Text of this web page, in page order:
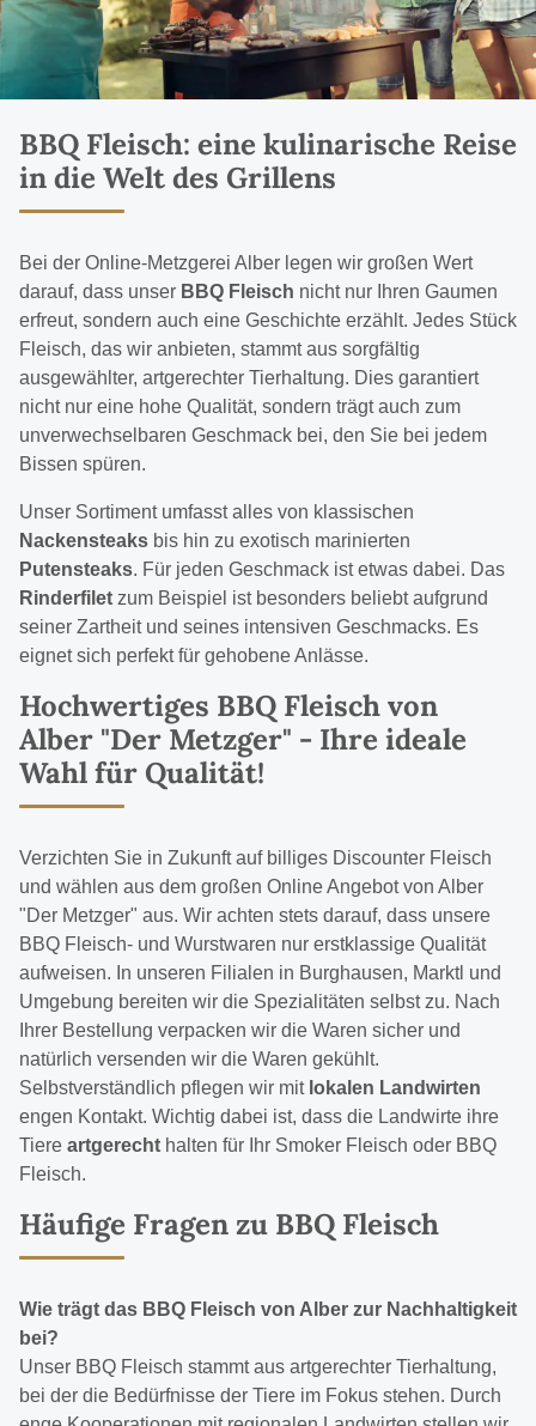
BBQ Fleisch: eine kulinarische Reise
in die Welt des Grillens
Bei der Online-Metzgerei Alber legen wir großen Wert
darauf, dass unser BBQ Fleisch nicht nur Ihren Gaumen
erfreut, sondern auch eine Geschichte erzählt. Jedes Stück
Fleisch, das wir anbieten, stammt aus sorgfältig
ausgewählter, artgerechter Tierhaltung. Dies garantiert
nicht nur eine hohe Qualität, sondern trägt auch zum
unverwechselbaren Geschmack bei, den Sie bei jedem
Bissen spüren.
Unser Sortiment umfasst alles von klassischen
Nackensteaks bis hin zu exotisch marinierten
Putensteaks. Für jeden Geschmack ist etwas dabei. Das
Rinderfilet zum Beispiel ist besonders beliebt aufgrund
seiner Zartheit und seines intensiven Geschmacks. Es
eignet sich perfekt für gehobene Anlässe.
Hochwertiges BBQ Fleisch von
Alber "Der Metzger" - Ihre ideale
Wahl für Qualität!
Verzichten Sie in Zukunft auf billiges Discounter Fleisch
und wählen aus dem großen Online Angebot von Alber
"Der Metzger" aus. Wir achten stets darauf, dass unsere
BBQ Fleisch- und Wurstwaren nur erstklassige Qualität
aufweisen. In unseren Filialen in Burghausen, Marktl und
Umgebung bereiten wir die Spezialitäten selbst zu. Nach
Ihrer Bestellung verpacken wir die Waren sicher und
natürlich versenden wir die Waren gekühlt.
Selbstverständlich pflegen wir mit lokalen Landwirten
engen Kontakt. Wichtig dabei ist, dass die Landwirte ihre
Tiere artgerecht halten für Ihr Smoker Fleisch oder BBQ
Fleisch.
Häufige Fragen zu BBQ Fleisch
Wie trägt das BBQ Fleisch von Alber zur Nachhaltigkeit
bei?
Unser BBQ Fleisch stammt aus artgerechter Tierhaltung,
bei der die Bedürfnisse der Tiere im Fokus stehen. Durch